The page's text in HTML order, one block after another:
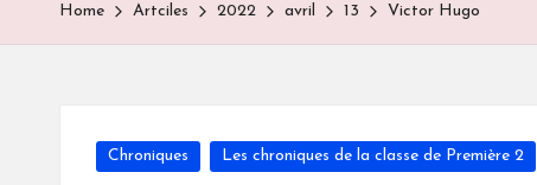
Home Artciles 2022 avril 13 Victor Hugo
Posted
Chroniques Les chroniques de la classe de Première 2